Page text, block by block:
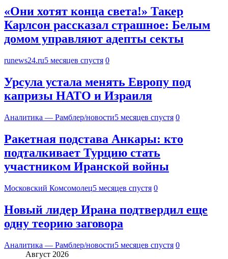
«Они хотят конца света!» Такер
Карлсон рассказал страшное: Белым
домом управляют адепты секты
runews24.ru5 месяцев спустя 0
Урсула устала менять Европу под
капризы НАТО и Израиля
Аналитика — Рамблер/новости5 месяцев спустя 0
Ракетная подстава Анкары: кто
подталкивает Турцию стать
участником Иранской войны
Московский Комсомолец5 месяцев спустя 0
Новый лидер Ирана подтвердил еще
одну теорию заговора
Аналитика — Рамблер/новости5 месяцев спустя 0
Август 2026